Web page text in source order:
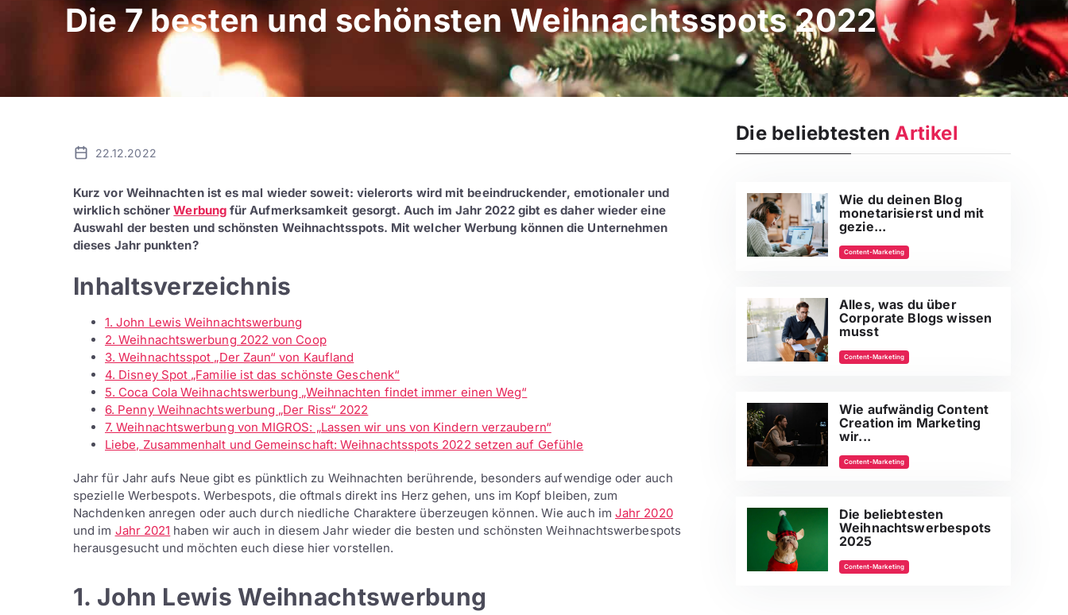
Die 7 besten und schönsten Weihnachtsspots 2022
22.12.2022
Kurz vor Weihnachten ist es mal wieder soweit: vielerorts wird mit beeindruckender, emotionaler und
wirklich schönerWerbungfür Aufmerksamkeit gesorgt. Auch im Jahr 2022 gibt es daher wieder eine
Auswahl der besten und schönsten Weihnachtsspots. Mit welcher Werbung können die Unternehmen
dieses Jahr punkten?
Inhaltsverzeichnis
1. John Lewis Weihnachtswerbung
2. Weihnachtswerbung 2022 von Coop
3. Weihnachtsspot „Der Zaun“ von Kaufland
4. Disney Spot „Familie ist das schönste Geschenk“
5. Coca Cola Weihnachtswerbung „Weihnachten findet immer einen Weg“
6. Penny Weihnachtswerbung „Der Riss“ 2022
7. Weihnachtswerbung von MIGROS: „Lassen wir uns von Kindern verzaubern“
Liebe, Zusammenhalt und Gemeinschaft: Weihnachtsspots 2022 setzen auf Gefühle
Jahr für Jahr aufs Neue gibt es pünktlich zu Weihnachten berührende, besonders aufwendige oder auch
spezielle Werbespots. Werbespots, die oftmals direkt ins Herz gehen, uns im Kopf bleiben, zum
Nachdenken anregen oder auch durch niedliche Charaktere überzeugen können. Wie auch im Jahr 2020
und im Jahr 2021 haben wir auch in diesem Jahr wieder die besten und schönsten Weihnachtswerbespots
herausgesucht und möchten euch diese hier vorstellen.
1. John Lewis Weihnachtswerbung
Die beliebtestenArtikel
Wie du deinen Blog
monetarisierst und mit
gezie...
Content-Marketing
Alles, was du über
Corporate Blogs wissen
musst
Content-Marketing
Wie aufwändig Content
Creation im Marketing
wir...
Content-Marketing
Die beliebtesten
Weihnachtswerbespots
2025
Content-Marketing